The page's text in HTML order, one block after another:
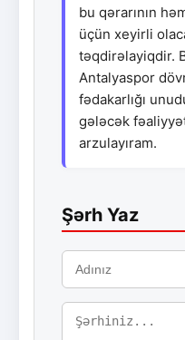
bu qərarının
üçün xeyirli
təqdirəlayiqdir.
Antalyaspor
fədakarlığı
gələcək
arzulayıram.
Şərh Yaz